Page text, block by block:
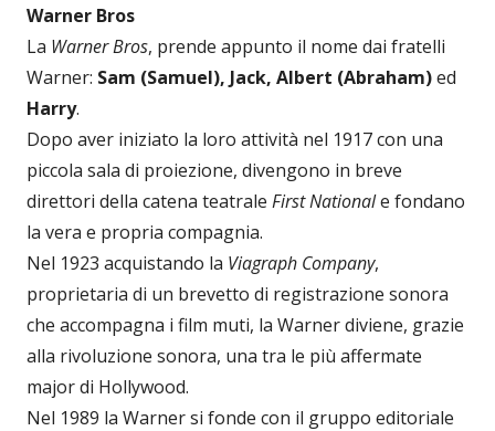
Warner Bros
La Warner Bros, prende appunto il nome dai fratelli
Warner: Sam (Samuel), Jack, Albert (Abraham)ed
Harry.
Dopo aver iniziato la loro attività nel 1917 con una
piccola sala di proiezione, divengono in breve
direttori della catena teatrale First Nationale fondano
la vera e propria compagnia.
Nel 1923 acquistando la Viagraph Company,
proprietaria di un brevetto di registrazione sonora
che accompagna i film muti, la Warner diviene, grazie
alla rivoluzione sonora, una tra le più affermate
major di Hollywood.
Nel 1989 la Warner si fonde con il gruppo editoriale